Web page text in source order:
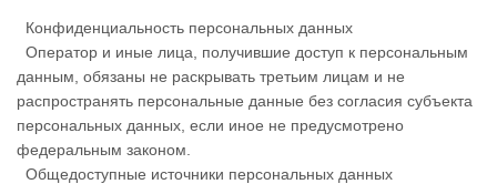
Конфиденциальность персональных данных
Оператор и иные лица, получившие доступ к персональным
данным, обязаны не раскрывать третьим лицам и не
распространять персональные данные без согласия субъекта
персональных данных, если иное не предусмотрено
федеральным законом.
Общедоступные источники персональных данных